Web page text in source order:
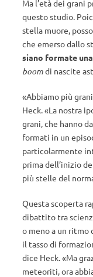
Ma l’età dei grani
questo studio.
stella muore,
che emerso dallo
siano formate
boomdi nascite
«Abbiamo più
Heck. «La nostra
grani, che hanno
formati in un
particolarmente
prima dell’inizio
più stelle del
Questa scoperta
dibattito tra
o meno a un ritmo
il tasso di
dice Heck. «Ma
meteoriti, ora